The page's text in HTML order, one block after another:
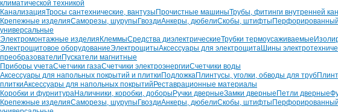
климатической техникой
КанализацияТросы сантехнические, вантузы Прочистные машиныТрубы, фитинги внутренней
Крепежные изделияСаморезы, шурупы ГвоздиАнкеры, дюбелиСкобы, штифты
универсальные
Электромонтажные изделия КлеммыСредства диэлектрическиеТрубки термоусаживаемые
Электрощитовое оборудованиеЭлектрощитыАксессуары для электрощитаШины
преобразователи Пускатели магнитные
Приборы учетаСчетчики газаСчетчики электроэнергииСчетчики воды
Аксессуары для напольных покрытий и плитки ПодложкаПлинтусы, уголки, обводы для труб
плиткиАксессуары для напольных покрытий Реставрационные материалы
Коробки и фурнитураНаличники, коробки, доборы Ручки дверныеЗамки дверные Петли дверные
Крепежные изделияСаморезы, шурупы ГвоздиАнкеры, дюбелиСкобы, штифты